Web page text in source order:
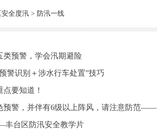
安全度汛 > 防汛一线
类预警，学会汛期避险
警识别＋涉水行车处置”技巧
要知道！
预警，并伴有6级以上阵风，请注意防范——
台区防汛安全教学片